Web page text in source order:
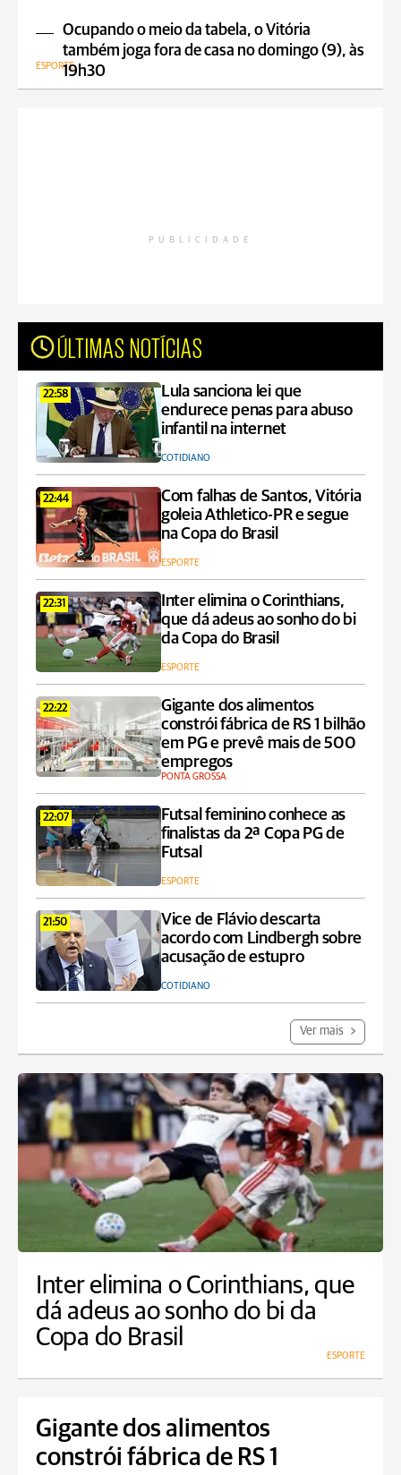
Ocupando o meio da tabela, o Vitória
também joga fora de casa no domingo (9), às
19h30
ESPORTE
PUBLICIDADE
ÚLTIMAS NOTÍCIAS
22:58
Lula sanciona lei que
endurece penas para abuso
infantil na internet
COTIDIANO
22:44
Com falhas de Santos, Vitória
goleia Athletico-PR e segue
na Copa do Brasil
ESPORTE
22:31
Inter elimina o Corinthians,
que dá adeus ao sonho do bi
da Copa do Brasil
ESPORTE
22:22
Gigante dos alimentos
constrói fábrica de RS 1 bilhão
em PG e prevê mais de 500
empregos
PONTA GROSSA
22:07
Futsal feminino conhece as
finalistas da 2ª Copa PG de
Futsal
ESPORTE
21:50
Vice de Flávio descarta
acordo com Lindbergh sobre
acusação de estupro
COTIDIANO
Ver mais
Inter elimina o Corinthians, que
dá adeus ao sonho do bi da
Copa do Brasil
ESPORTE
Gigante dos alimentos
constrói fábrica de RS 1